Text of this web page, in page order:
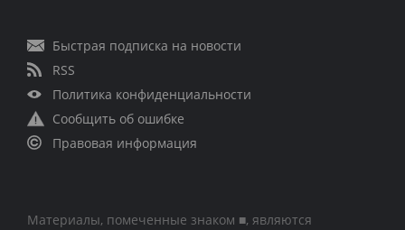
Быстрая подписка на новости
RSS
Политика конфиденциальности
Сообщить об ошибке
Правовая информация
Материалы, помеченные знаком ■, являются